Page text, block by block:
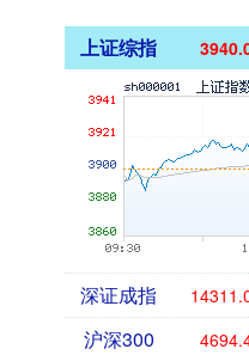
上证综指
深证成指
沪深300